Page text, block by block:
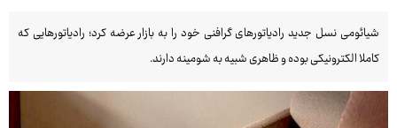
شیائومی نسل جدید رادیاتورهای گرافنی خود را به بازار عرضه کرد؛ رادیاتورهایی که
کاملا الکترونیکی بوده و ظاهری شبیه به شومینه دارند.